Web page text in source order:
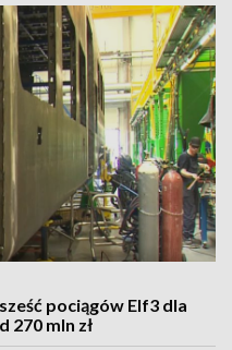
pociągów Elf3 dla
mln zł